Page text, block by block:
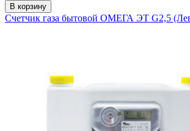
В корзину
Счетчик газа бытовой ОМЕГА ЭТ G2,5